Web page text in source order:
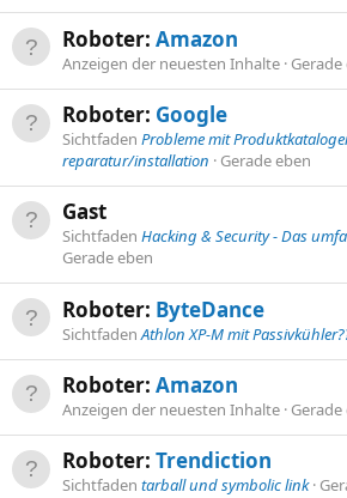
Roboter: Amazon
Anzeigen der neuesten Inhalte Gerade
Roboter: Google
Sichtfaden Probleme mit
reparatur/installation
Gerade eben
Gast
Sichtfaden Hacking & Security - Das
Gerade eben
Roboter: ByteDance
Sichtfaden Athlon XP-M mit
Roboter: Amazon
Anzeigen der neuesten Inhalte Gerade
Roboter: Trendiction
Sichtfaden tarball und symbolic link